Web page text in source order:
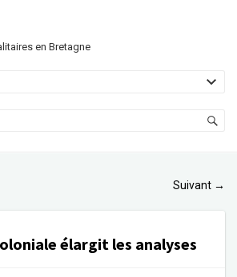
en Bretagne
Suivant →
élargit les analyses